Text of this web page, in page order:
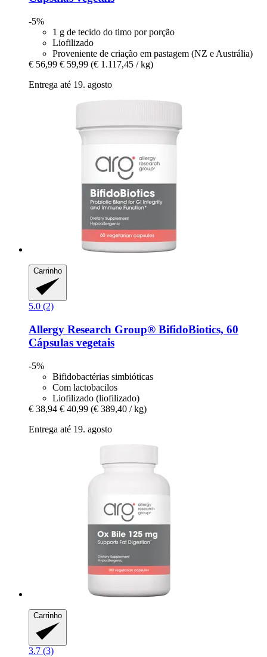
-5%
1 g de tecido do timo por porção
Liofilizado
Proveniente de criação em pastagem (NZ e Austrália)
€ 56,99 € 59,99 (€ 1.117,45 / kg)
Entrega até 19. agosto
Carrinho
5.0 (2)
Allergy Research Group® BifidoBiotics, 60
Cápsulas vegetais
-5%
Bifidobactérias simbióticas
Com lactobacilos
Liofilizado (liofilizado)
€ 38,94 € 40,99 (€ 389,40 / kg)
Entrega até 19. agosto
Carrinho
3.7 (3)